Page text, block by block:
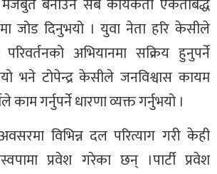
बनाउन सबै कार्यकर्ता एकताबद्ध
जोड दिनुभयो । युवा नेता हरि केसीले
अभियानमा सक्रिय हुनुपर्ने
भने टोपेन्द्र केसीले जनविश्वास कायम
काम गर्नुपर्ने धारणा व्यक्त गर्नुभयो ।
विभिन्न दल परित्याग गरी केही
प्रवेश गरेका छन् ।पार्टी प्रवेश